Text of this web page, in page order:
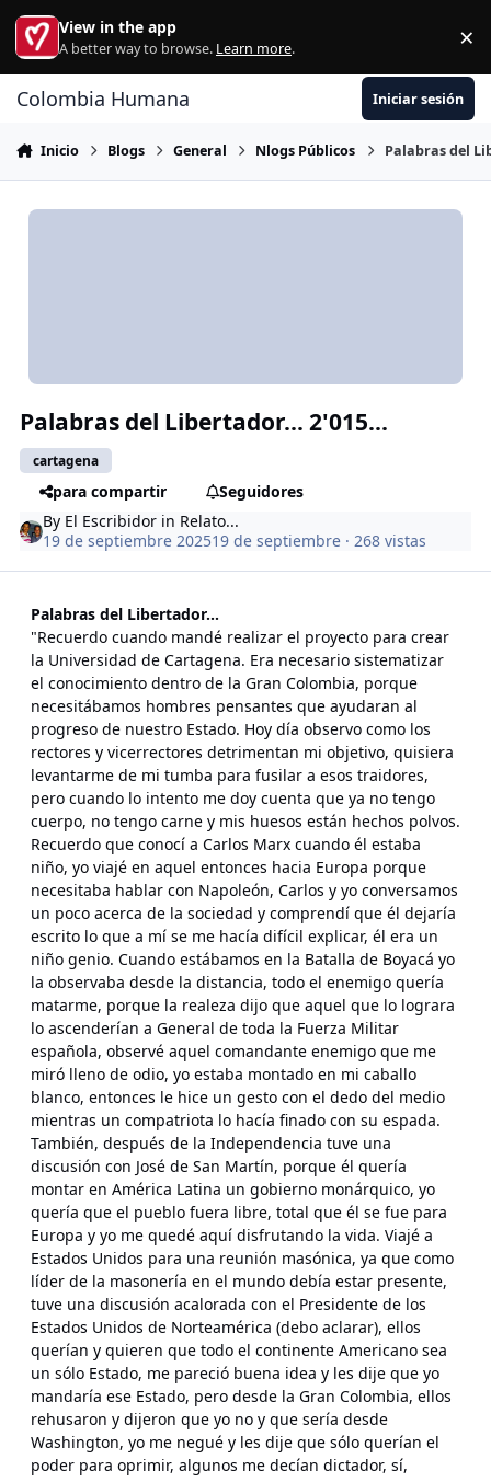
Ir al contenido
View in the app
A better way to browse. Learn more. ×
Colombia Humana Iniciar sesión
Inicio Blogs General Nlogs Públicos Palabras del
Palabras del Libertador... 2'015...
cartagena
para compartir
Seguidores
By El Escribidor in Relato...
19 de septiembre 202519 de septiembre · 268 vistas
Palabras del Libertador...
"Recuerdo cuando mandé realizar el proyecto para crear
la Universidad de Cartagena. Era necesario sistematizar
el conocimiento dentro de la Gran Colombia, porque
necesitábamos hombres pensantes que ayudaran al
progreso de nuestro Estado. Hoy día observo como los
rectores y vicerrectores detrimentan mi objetivo, quisiera
levantarme de mi tumba para fusilar a esos traidores,
pero cuando lo intento me doy cuenta que ya no tengo
cuerpo, no tengo carne y mis huesos están hechos polvos.
Recuerdo que conocí a Carlos Marx cuando él estaba
niño, yo viajé en aquel entonces hacia Europa porque
necesitaba hablar con Napoleón, Carlos y yo conversamos
un poco acerca de la sociedad y comprendí que él dejaría
escrito lo que a mí se me hacía difícil explicar, él era un
niño genio. Cuando estábamos en la Batalla de Boyacá yo
la observaba desde la distancia, todo el enemigo quería
matarme, porque la realeza dijo que aquel que lo lograra
lo ascenderían a General de toda la Fuerza Militar
española, observé aquel comandante enemigo que me
miró lleno de odio, yo estaba montado en mi caballo
blanco, entonces le hice un gesto con el dedo del medio
mientras un compatriota lo hacía finado con su espada.
También, después de la Independencia tuve una
discusión con José de San Martín, porque él quería
montar en América Latina un gobierno monárquico, yo
quería que el pueblo fuera libre, total que él se fue para
Europa y yo me quedé aquí disfrutando la vida. Viajé a
Estados Unidos para una reunión masónica, ya que como
líder de la masonería en el mundo debía estar presente,
tuve una discusión acalorada con el Presidente de los
Estados Unidos de Norteamérica (debo aclarar), ellos
querían y quieren que todo el continente Americano sea
un sólo Estado, me pareció buena idea y les dije que yo
mandaría ese Estado, pero desde la Gran Colombia, ellos
rehusaron y dijeron que yo no y que sería desde
Washington, yo me negué y les dije que sólo querían el
poder para oprimir, algunos me decían dictador, sí,